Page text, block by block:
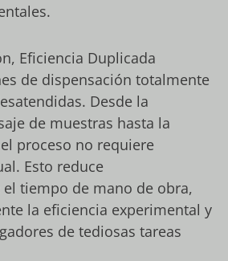
Eficiencia Duplicada
de dispensación totalmente
Desde la
de muestras hasta la
proceso no requiere
Esto reduce
tiempo de mano de obra,
la eficiencia experimental y
de tediosas tareas